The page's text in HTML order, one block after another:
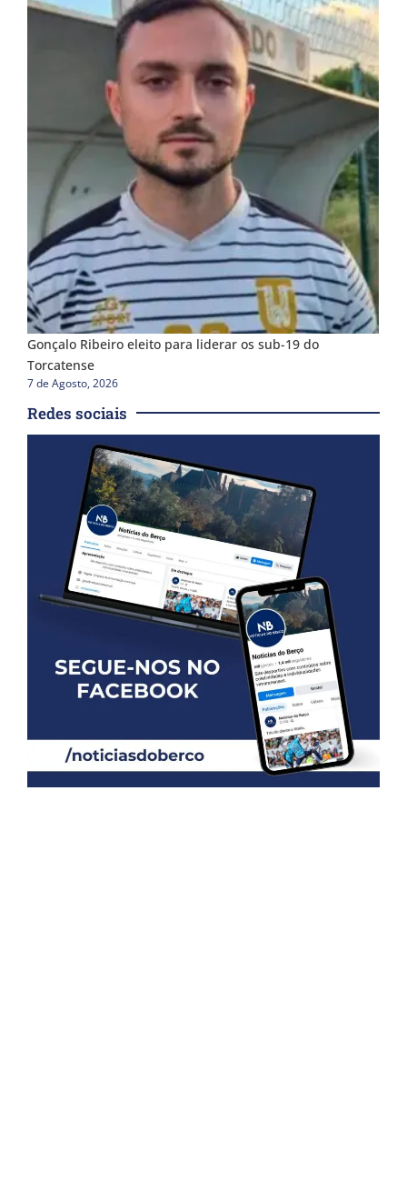
Gonçalo Ribeiro eleito para liderar os sub-19 do
Torcatense
7 de Agosto, 2026
Redes sociais